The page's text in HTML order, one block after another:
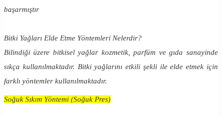
başarmıştır
Bitki Yağları Elde Etme Yöntemleri Nelerdir?
Bilindiği üzere bitkisel yağlar kozmetik, parfüm ve gıda sanayinde
sıkça kullanılmaktadır. Bitki yağlarını etkili şekli ile elde etmek için
farklı yöntemler kullanılmaktadır.
Soğuk Sıkım Yöntemi (Soğuk Pres)